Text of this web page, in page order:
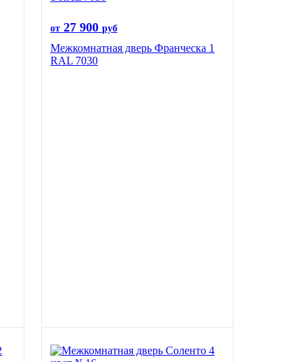
от 27 900 руб
Межкомнатная дверь Франческа 1
RAL 7030